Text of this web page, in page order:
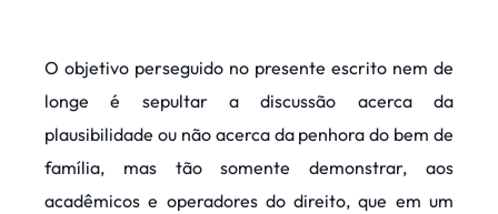
O objetivo perseguido no presente escrito nem de
longe é sepultar a discussão acerca da
plausibilidade ou não acerca da penhora do bem de
família, mas tão somente demonstrar, aos
acadêmicos e operadores do direito, que em um